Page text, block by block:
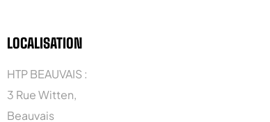
LOCALISATION
HTP BEAUVAIS :
3 Rue Witten,
Beauvais